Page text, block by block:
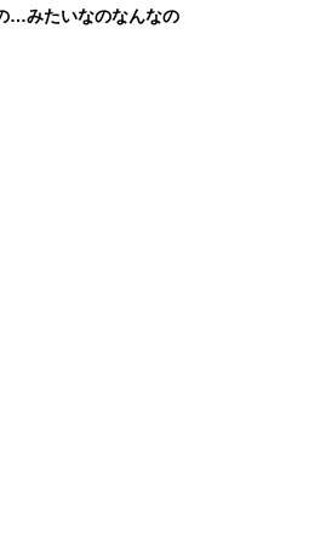
…みたいなのなんなの